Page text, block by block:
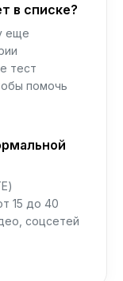
в списке?
еще
тест
помочь
15 до 40
соцсетей